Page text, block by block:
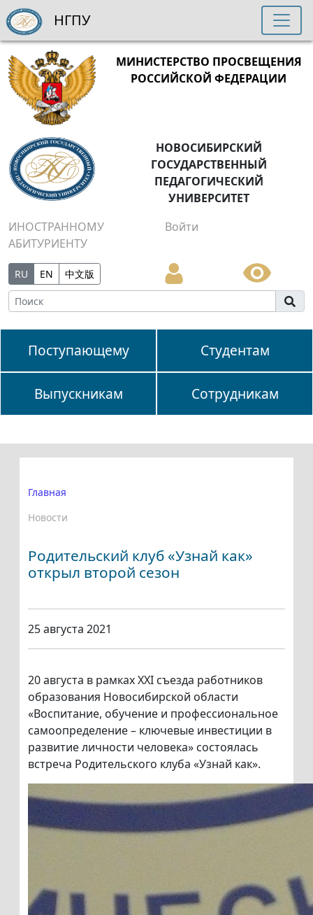
МИНИСТЕРСТВО ПРОСВЕЩЕНИЯ
РОССИЙСКОЙ ФЕДЕРАЦИИ
НОВОСИБИРСКИЙ
ГОСУДАРСТВЕННЫЙ
ПЕДАГОГИЧЕСКИЙ
УНИВЕРСИТЕТ
ИНОСТРАННОМУ
АБИТУРИЕНТУ
Войти
RU EN 中文版
Поступающему Студентам
Выпускникам Сотрудникам
НГПУ
Главная
Новости
Родительский клуб «Узнай как»
открыл второй сезон
25 августа 2021
20 августа в рамках XXI съезда работников
образования Новосибирской области
«Воспитание, обучение и профессиональное
самоопределение – ключевые инвестиции в
развитие личности человека» состоялась
встреча Родительского клуба «Узнай как».